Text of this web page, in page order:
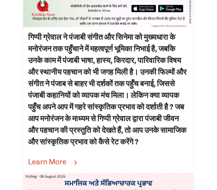
गिप्पी ग्रेवाल ने पंजाबी संगीत और सिनेमा को मुख्यधारा के
मनोरंजन तक पहुँचाने में महत्वपूर्ण भूमिका निभाई है, जबकि
उनके काम में पंजाबी भाषा, हास्य, किरदार, पारिवारिक विषय
और स्थानीय पहचान को भी जगह मिली है। उनकी फिल्मों और
संगीत ने पंजाब से बाहर भी दर्शकों तक पहुँच बनाई, जिससे
पंजाबी कहानियों को व्यापक मंच मिला। लेकिन क्या व्यापक
पहुँच अपने आप में गहरे सांस्कृतिक प्रभाव को दर्शाती है ? जब
आप मनोरंजन के माध्यम से गिप्पी ग्रेवाल द्वारा पंजाबी जीवन
और पहचान की प्रस्तुति को देखते हैं, तो आप उनके सामाजिक
और सांस्कृतिक प्रभाव को कैसे रेट करेंगे ?
Learn More